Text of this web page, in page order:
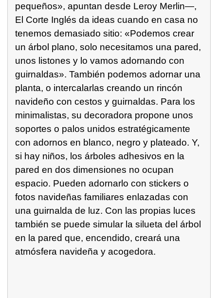
pequeños», apuntan desde Leroy Merlin—,
El Corte Inglés da ideas cuando en casa no
tenemos demasiado sitio: «Podemos crear
un árbol plano, solo necesitamos una pared,
unos listones y lo vamos adornando con
guirnaldas». También podemos adornar una
planta, o intercalarlas creando un rincón
navideño con cestos y guirnaldas. Para los
minimalistas, su decoradora propone unos
soportes o palos unidos estratégicamente
con adornos en blanco, negro y plateado. Y,
si hay niños, los árboles adhesivos en la
pared en dos dimensiones no ocupan
espacio. Pueden adornarlo con stickers o
fotos navideñas familiares enlazadas con
una guirnalda de luz. Con las propias luces
también se puede simular la silueta del árbol
en la pared que, encendido, creará una
atmósfera navideña y acogedora.